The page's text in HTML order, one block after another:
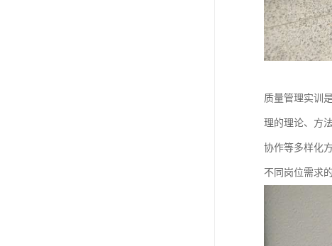
质量管理实训
理的理论、方
协作等多样化
不同岗位需求